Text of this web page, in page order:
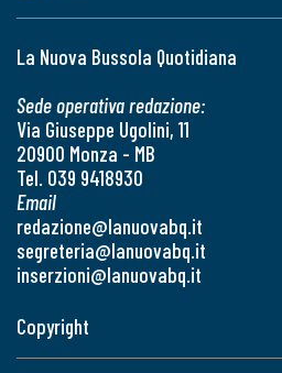
La Nuova Bussola Quotidiana
Sede operativa redazione:
Via Giuseppe Ugolini, 11
20900 Monza - MB
Tel. 039 9418930
Email
redazione@lanuovabq.it
segreteria@lanuovabq.it
inserzioni@lanuovabq.it
Copyright